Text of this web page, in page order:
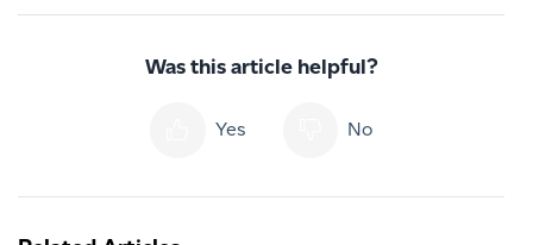
Was this article helpful?
Yes No